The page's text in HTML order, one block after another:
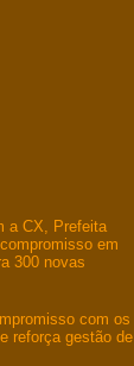
a CX, Prefeita
em
300 novas
com os
reforça gestão de